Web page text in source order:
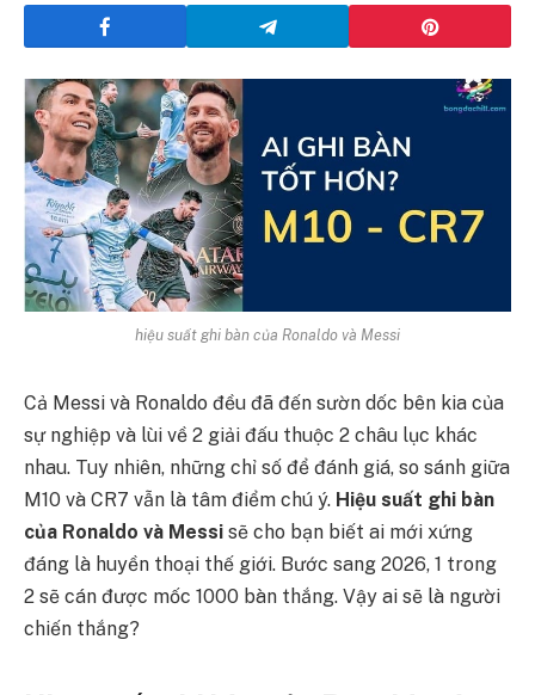
hiệu suất ghi bàn của Ronaldo và Messi
Cả Messi và Ronaldo đều đã đến sườn dốc bên kia của
sự nghiệp và lùi về 2 giải đấu thuộc 2 châu lục khác
nhau. Tuy nhiên, những chỉ số để đánh giá, so sánh giữa
M10 và CR7 vẫn là tâm điểm chú ý. Hiệu suất ghi bàn
của Ronaldo và Messi sẽ cho bạn biết ai mới xứng
đáng là huyền thoại thế giới. Bước sang 2026, 1 trong
2 sẽ cán được mốc 1000 bàn thắng. Vậy ai sẽ là người
chiến thắng?